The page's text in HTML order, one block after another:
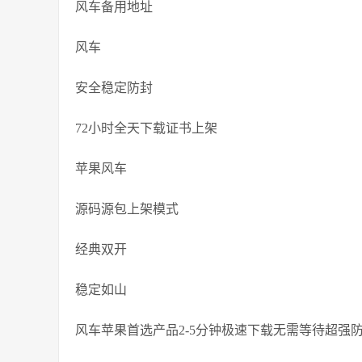
风车备用地址
风车
安全稳定防封
72小时全天下载证书上架
苹果风车
源码源包上架模式
经典双开
稳定如山
风车苹果首选产品2-5分钟极速下载无需等待超强